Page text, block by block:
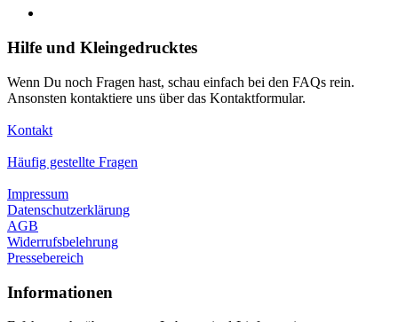
Hilfe und Kleingedrucktes
Wenn Du noch Fragen hast, schau einfach bei den FAQs rein.
Ansonsten kontaktiere uns über das Kontaktformular.
Kontakt
Häufig gestellte Fragen
Impressum
Datenschutzerklärung
AGB
Widerrufsbelehrung
Pressebereich
Informationen